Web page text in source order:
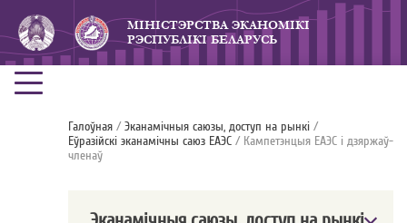
МIНICТЭРСТВА ЭКАНОМIКI
РЭСПУБЛIКI БЕЛАРУСЬ
Галоўная /Эканамічныя саюзы, доступ на рынкі /
Еўразійскі эканамічны саюз ЕАЭС / Кампетэнцыя ЕАЭС і дзяржаў-
членаў